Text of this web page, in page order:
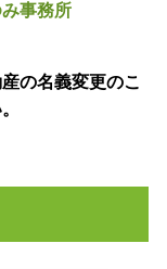
事務所
の名義変更のこ